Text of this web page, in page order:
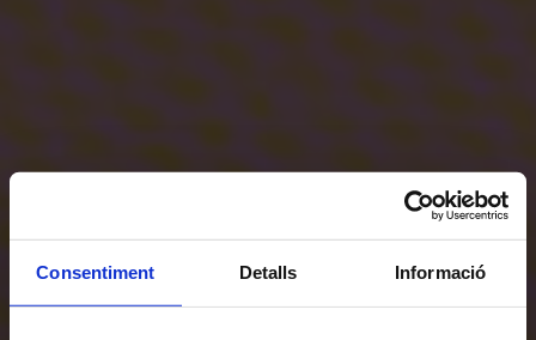
Consentiment Detalls Informació